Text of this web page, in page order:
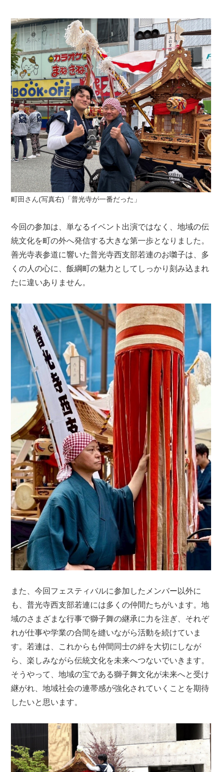
町田さん(写真右)「普光寺が一番だった」
今回の参加は、単なるイベント出演ではなく、地域の伝
統文化を町の外へ発信する大きな第一歩となりました。
善光寺表参道に響いた普光寺西支部若連のお囃子は、多
くの人の心に、飯綱町の魅力としてしっかり刻み込まれ
たに違いありません。
また、今回フェスティバルに参加したメンバー以外に
も、普光寺西支部若連には多くの仲間たちがいます。地
域のさまざまな行事で獅子舞の継承に力を注ぎ、それぞ
れが仕事や学業の合間を縫いながら活動を続けていま
す。若連は、これからも仲間同士の絆を大切にしなが
ら、楽しみながら伝統文化を未来へつないでいきます。
そうやって、地域の宝である獅子舞文化が未来へと受け
継がれ、地域社会の連帯感が強化されていくことを期待
したいと思います。